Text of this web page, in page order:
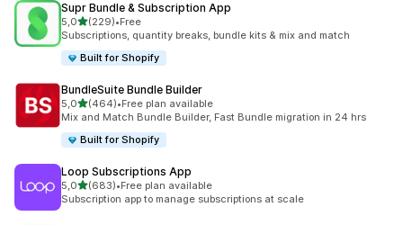
Supr Bundle & Subscription App
5,0av 5 stjerner
(229)
Totalt 229 omtaler
•Free
Subscriptions, quantity breaks, bundle kits & mix and match
Built for Shopify
BundleSuite Bundle Builder
5,0av 5 stjerner
(464)
Totalt 464 omtaler
•Free plan available
Mix and Match Bundle Builder, Fast Bundle migration in 24 hrs
Built for Shopify
Loop Subscriptions App
5,0av 5 stjerner
(683)
Totalt 683 omtaler
•Free plan available
Subscription app to manage subscriptions at scale